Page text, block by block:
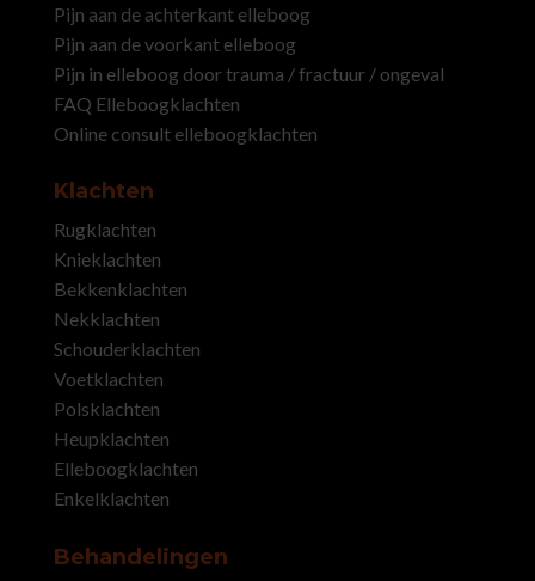
Pijn aan de achterkant elleboog
Pijn aan de voorkant elleboog
Pijn in elleboog door trauma / fractuur / ongeval
FAQ Elleboogklachten
Online consult elleboogklachten
Klachten
Rugklachten
Knieklachten
Bekkenklachten
Nekklachten
Schouderklachten
Voetklachten
Polsklachten
Heupklachten
Elleboogklachten
Enkelklachten
Behandelingen